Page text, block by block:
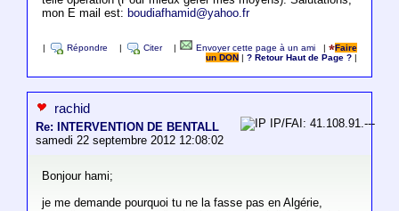
mon E mail est: boudiafhamid@yahoo.fr
Répondre Citer Envoyer cette page à un ami |
Faire
un DON
|? Retour Haut de Page ?
rachid
Re: INTERVENTION DE BENTALL
samedi 22 septembre 2012 12:08:02
IP/FAI: 41.108.91.---
Bonjour hami;
je me demande pourquoi tu ne la fasse pas en Algérie,